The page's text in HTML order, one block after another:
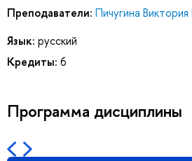
Преподаватели: Пичугина
Язык: русский
Кредиты: 6
Программа дисциплины